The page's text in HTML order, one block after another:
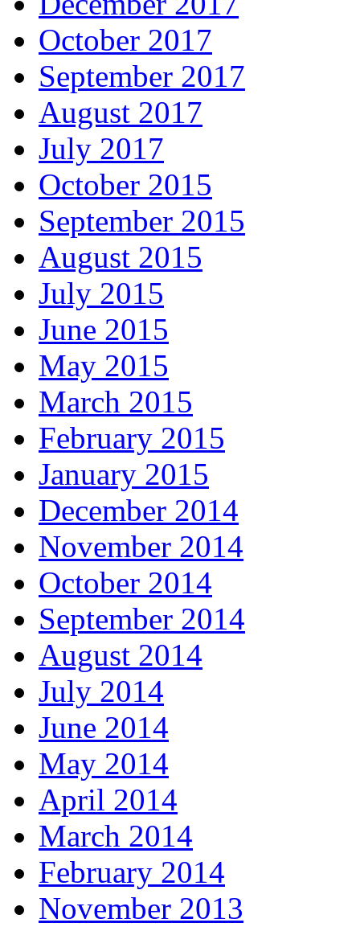
October 2017
September 2017
August 2017
July 2017
October 2015
September 2015
August 2015
July 2015
June 2015
May 2015
March 2015
February 2015
January 2015
December 2014
November 2014
October 2014
September 2014
August 2014
July 2014
June 2014
May 2014
April 2014
March 2014
February 2014
November 2013